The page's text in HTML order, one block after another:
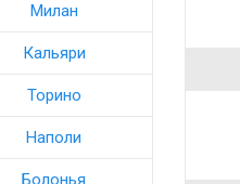
Милан
Кальяри
Торино
Наполи
Болонья